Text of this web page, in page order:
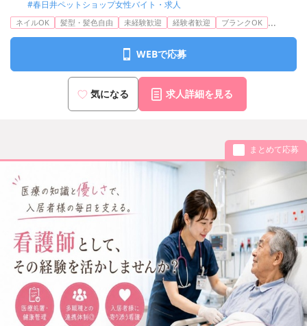
#春日井ペットショップ女性バイト・求人
ネイルOK 髪型・髪色自由 未経験歓迎 経験者歓迎 ブランクOK ...
WEBで応募
気になる 求人詳細を見る
まとめて応募